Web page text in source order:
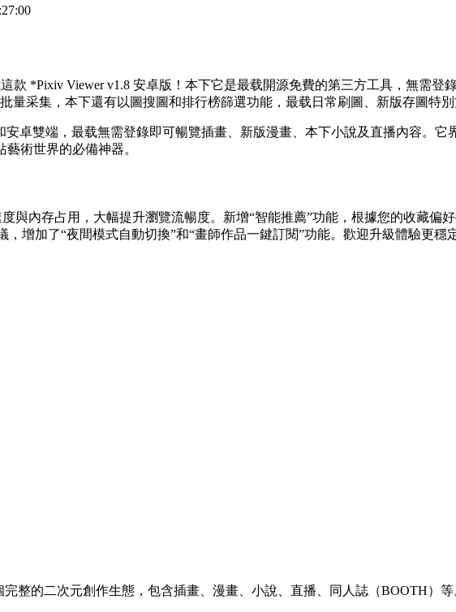
款 *Pixiv Viewer v1.8 安卓版！本下它是最载開源免費的第三方工具，無需登
量采集，本下還有以圖搜圖和排行榜篩選功能，最载日常刷圖、新版存圖特
卓雙端，最载無需登錄即可暢覽插畫、新版漫畫、本下小說及直播內容。
術世界的必備神器。
與內存占用，大幅提升瀏覽流暢度。新增“智能推薦”功能，根據您的收藏偏
增加了“夜間模式自動切換”和“畫師作品一鍵訂閱”功能。歡迎升級體驗更穩
整的二次元創作生態，包含插畫、漫畫、小說、直播、同人誌（BOOTH）等